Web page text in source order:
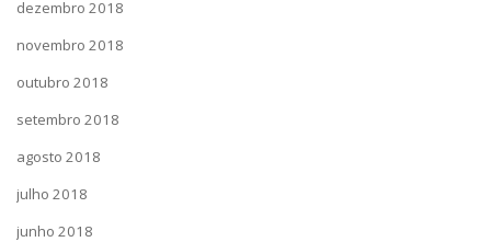
dezembro 2018
novembro 2018
outubro 2018
setembro 2018
agosto 2018
julho 2018
junho 2018